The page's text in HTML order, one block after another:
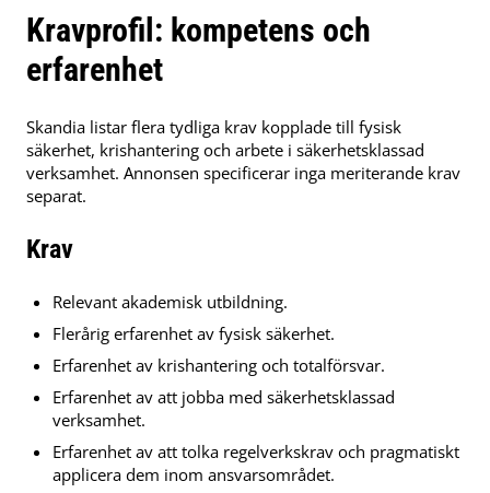
Kravprofil: kompetens och
erfarenhet
Skandia listar flera tydliga krav kopplade till fysisk
säkerhet, krishantering och arbete i säkerhetsklassad
verksamhet. Annonsen specificerar inga meriterande krav
separat.
Krav
Relevant akademisk utbildning.
Flerårig erfarenhet av fysisk säkerhet.
Erfarenhet av krishantering och totalförsvar.
Erfarenhet av att jobba med säkerhetsklassad
verksamhet.
Erfarenhet av att tolka regelverkskrav och pragmatiskt
applicera dem inom ansvarsområdet.